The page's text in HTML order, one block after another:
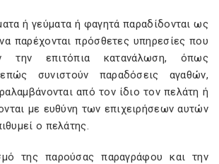
ή γεύματα ή φαγητά παραδίδονται ως
παρέχονται πρόσθετες υπηρεσίες που
την επιτόπια κατανάλωση, όπως
συνιστούν παραδόσεις αγαθών,
από τον ίδιο τον πελάτη ή
με ευθύνη των επιχειρήσεων αυτών
ο πελάτης.
της παρούσας παραγράφου και την